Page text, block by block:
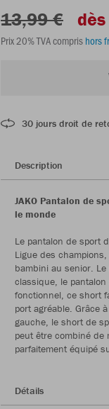
13,99 €
Prix 20% TVA compris hors
30 jours droit de
Description
JAKO Pantalon de
le monde
Le pantalon de sport
Ligue des
bambini au senior.
classique, le pantalon
fonctionnel, ce short
port agréable. Grâce
gauche, le short de
peut être combiné de
parfaitement équipé
Détails